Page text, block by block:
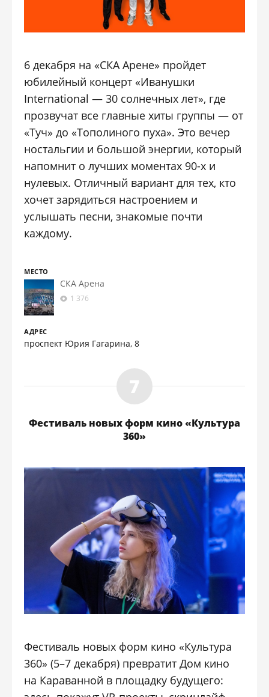
6 декабря на «СКА Арене» пройдет
юбилейный концерт «Иванушки
International — 30 солнечных лет», где
прозвучат все главные хиты группы — от
«Туч» до «Тополиного пуха». Это вечер
ностальгии и большой энергии, который
напомнит о лучших моментах 90-х и
нулевых. Отличный вариант для тех, кто
хочет зарядиться настроением и
услышать песни, знакомые почти
каждому.
МЕСТО
СКА Арена
1 376
АДРЕС
проспект Юрия Гагарина, 8
Фестиваль новых форм кино «Культура
360»
Фестиваль новых форм кино «Культура
360» (5–7 декабря) превратит Дом кино
на Караванной в площадку будущего: